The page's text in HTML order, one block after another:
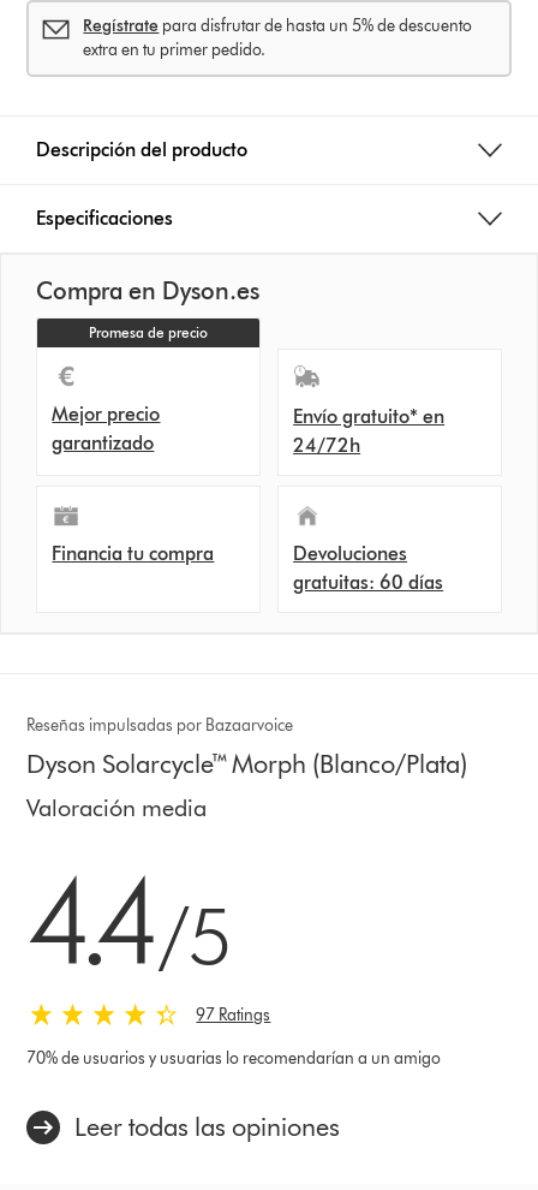
Regístrate para disfrutar de hasta un 5% de descuento
extra en tu primer pedido.
Descripción del producto
Especificaciones
Compra en Dyson.es
Promesa de precio
Mejor precio
garantizado
Envío gratuito* en
24/72h
Financia tu compra
Devoluciones
gratuitas: 60 días
Reseñas impulsadas por Bazaarvoice
Dyson Solarcycle™ Morph (Blanco/Plata)
Valoración media
4.4/5
97 Ratings
70% de usuarios y usuarias lo recomendarían a un amigo
Leer todas las opiniones